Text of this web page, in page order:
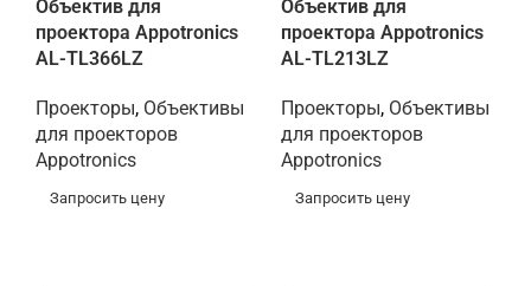
Объектив для
проектора Appotronics
AL-TL366LZ
Проекторы, Объективы
для проекторов
Appotronics
Запросить цену
Объектив для
проектора Appotronics
AL-TL213LZ
Проекторы, Объективы
для проекторов
Appotronics
Запросить цену